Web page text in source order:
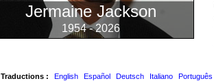
Jermaine Jackson
1954 - 2026
Traductions : English Español Deutsch Italiano Português